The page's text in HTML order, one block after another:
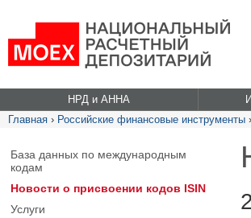
НРД и АННА
Главная › Российские финансовые инструменты ›
База данных по международным
кодам
Новости о присвоении кодов ISIN
Услуги